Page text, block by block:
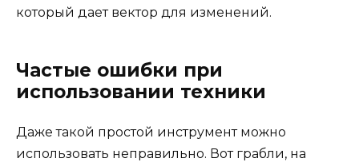
который дает вектор для изменений.
Частые ошибки при
использовании техники
Даже такой простой инструмент можно
использовать неправильно. Вот грабли, на